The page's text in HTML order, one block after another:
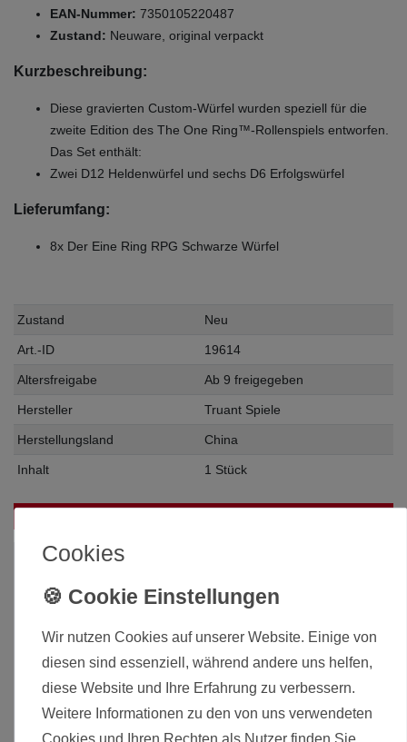
EAN-Nummer: 7350105220487
Zustand: Neuware, original verpackt
Kurzbeschreibung:
Diese gravierten Custom-Würfel wurden speziell für die
zweite Edition des The One Ring™-Rollenspiels entworfen.
Das Set enthält:
Zwei D12 Heldenwürfel und sechs D6 Erfolgswürfel
Lieferumfang:
8x Der Eine Ring RPG Schwarze Würfel
Zustand Neu
Art.-ID 19614
Altersfreigabe Ab 9 freigegeben
Hersteller Truant Spiele
Herstellungsland China
Inhalt 1 Stück
Cookies
Wir nutzen Cookies auf unserer Website. Einige von
diesen sind essenziell, während andere uns helfen,
diese Website und Ihre Erfahrung zu verbessern.
Weitere Informationen zu den von uns verwendeten
Cookies und Ihren Rechten als Nutzer finden Sie